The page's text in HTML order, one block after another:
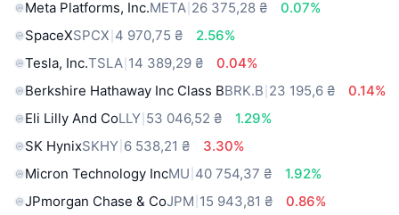
Meta Platforms, Inc.META 26 375,28 ₴
0.07%
SpaceXSPCX 4 970,75 ₴
2.56%
Tesla, Inc.TSLA 14 389,29 ₴
0.04%
Berkshire Hathaway Inc Class BBRK.B 23 195,6 ₴
0.14%
Eli Lilly And CoLLY 53 046,52 ₴
1.29%
SK HynixSKHY 6 538,21 ₴
3.30%
Micron Technology IncMU 40 754,37 ₴
1.92%
JPmorgan Chase & CoJPM 15 943,81 ₴
0.86%